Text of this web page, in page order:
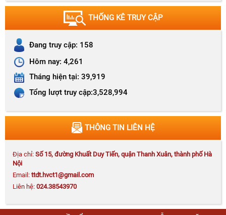
Kế hoạch số 171-KH/HVCTKV I hệ thống kiến
thức và hướng dẫn ôn thi tốt nghiệp các lớp
CCLLCT hệ tập trung K72 (tuyển sinh đợt 2)
Thông báo số 203-TB/HVCTKV I kế hoạch thi bổ
sung lớp CCLLCT
khu vực I
THỐNG KÊ TRUY CẬP
Đang truy cập: 158
Hôm nay: 4,261
Tháng hiện tại: 39,919
Tổng lượt truy cập:3,528,994
THÔNG TIN LIÊN HỆ
Địa chỉ: Số 15, đường Khuất Duy Tiến, quận Thanh Xuân, thành phố Hà
Nội
Email: ttdt.hvct1@gmail.com
Liên hệ: 024.38543970